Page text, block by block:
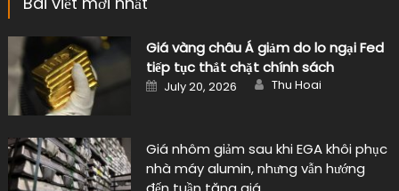
Giá vàng châu Á giảm do lo ngại Fed
Posted
on
July 20, 2026 Author
Thu Hoai
đến tuần tăng giá
Posted
onJuly 13, 2026 Author
Đình Hải